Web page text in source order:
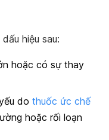
hiệu sau:
hoặc có sự thay
do thuốc ức chế
hoặc rối loạn